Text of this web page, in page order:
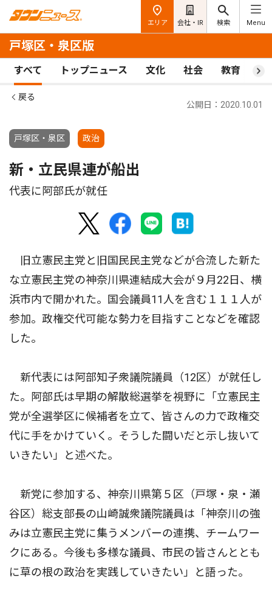
エリア 会社・IR 検索 Menu
戸塚区・泉区版
すべて トップニュース 文化 社会 教育 ス
戻る
戸塚区・泉区 政治
公開日：2020.10.01
新・立民県連が船出
代表に阿部氏が就任
旧立憲民主党と旧国民民主党などが合流した新た
な立憲民主党の神奈川県連結成大会が９月22日、横
浜市内で開かれた。国会議員11人を含む１１１人が
参加。政権交代可能な勢力を目指すことなどを確認
した。
新代表には阿部知子衆議院議員（12区）が就任し
た。阿部氏は早期の解散総選挙を視野に「立憲民主
党が全選挙区に候補者を立て、皆さんの力で政権交
代に手をかけていく。そうした闘いだと示し抜いて
いきたい」と述べた。
新党に参加する、神奈川県第５区（戸塚・泉・瀬
谷区）総支部長の山崎誠衆議院議員は「神奈川の強
みは立憲民主党に集うメンバーの連携、チームワー
クにある。今後も多様な議員、市民の皆さんととも
に草の根の政治を実践していきたい」と語った。